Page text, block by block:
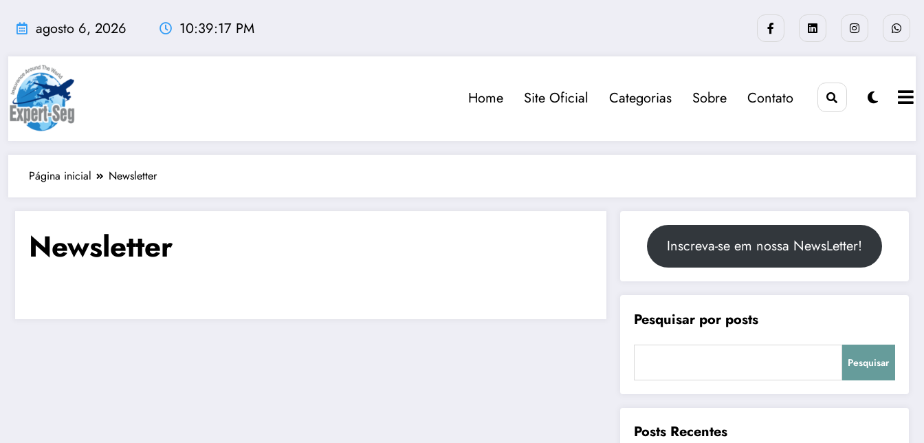
agosto 6, 2026 10:39:17 PM
Home Site Oficial Categorias Sobre Contato
Página inicial Newsletter
Newsletter Inscreva-se em nossa NewsLetter!
Pesquisar por posts
Pesquisar
Posts Recentes